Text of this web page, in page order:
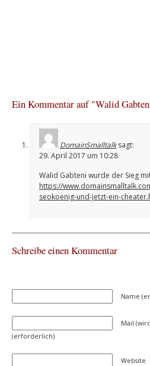
Ein Kommentar auf "Walid
DomainSmalltalk sagt:
29. April 2017 um 10:28
Walid Gabteni wurde der Sieg
https://
seokoenig-und-jetzt-ein-
Schreibe einen Kommentar
Name
Mail
(erforderlich)
Website